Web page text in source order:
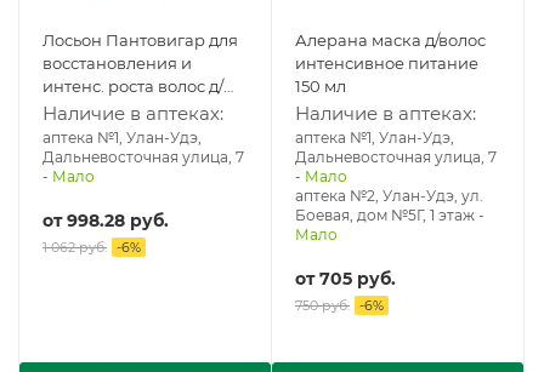
Лосьон Пантовигар для
восстановления и
интенс. роста волос д/
женщин Growtest
Formula 100 мл
Наличие в аптеках:
аптека №1, Улан-Удэ,
Дальневосточная улица, 7
- Мало
от998.28 руб.
1 062 руб. -6%
Алерана маска д/волос
интенсивное питание
150 мл
Наличие в аптеках:
аптека №1, Улан-Удэ,
Дальневосточная улица, 7
- Мало
аптека №2, Улан-Удэ, ул.
Боевая, дом №5Г, 1 этаж -
Мало
от705 руб.
750 руб. -6%